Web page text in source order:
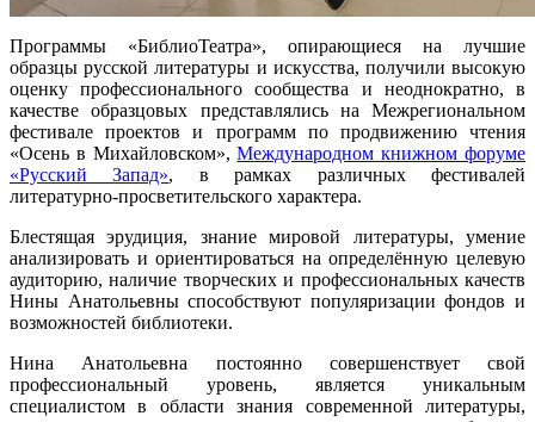
Программы «БиблиоТеатра», опирающиеся на лучшие
образцы русской литературы и искусства, получили высокую
оценку профессионального сообщества и неоднократно, в
качестве образцовых представлялись на Межрегиональном
фестивале проектов и программ по продвижению чтения
«Осень в Михайловском»,Международном книжном форуме
«Русский Запад», в рамках различных фестивалей
литературно-просветительского характера.
Блестящая эрудиция, знание мировой литературы, умение
анализировать и ориентироваться на определённую целевую
аудиторию, наличие творческих и профессиональных качеств
Нины Анатольевны способствуют популяризации фондов и
возможностей библиотеки.
Нина Анатольевна постоянно совершенствует свой
профессиональный уровень, является уникальным
специалистом в области знания современной литературы,